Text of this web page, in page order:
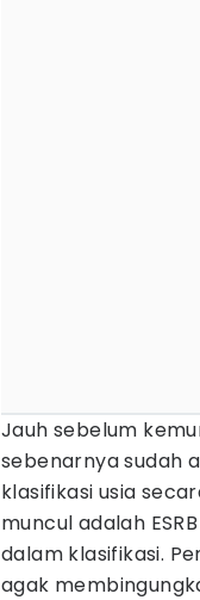
Jauh sebelum
sebenarnya sudah
klasifikasi usia
muncul adalah
dalam klasifikasi.
agak